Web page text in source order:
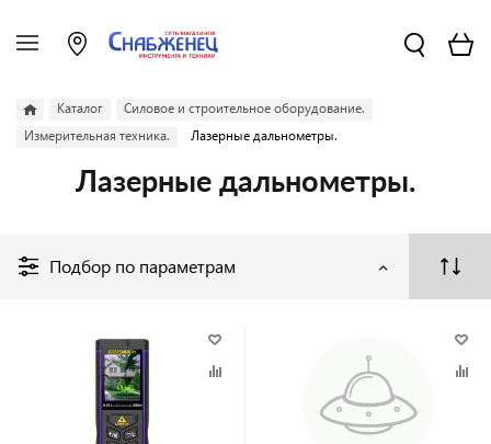
Каталог
Силовое и строительное оборудование.
Измерительная техника.
Лазерные дальнометры.
Лазерные дальнометры.
Подбор по параметрам